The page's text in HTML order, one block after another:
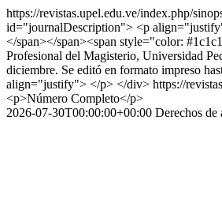
https://revistas.upel.edu.ve/index.php/
id="journalDescription"> <p
</span></span><span style="color:
Profesional del Magisterio, Universidad
diciembre. Se editó en formato impreso
align="justify"> </p> </div> https://
<p>Número Completo</p>
2026-07-30T00:00:00+00:00 Derechos de